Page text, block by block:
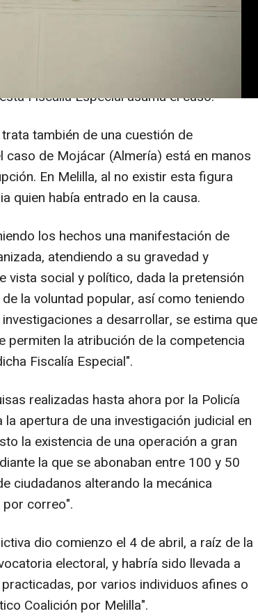
del próximo domingo.
el jueves, al que ha tenido acceso Europa
Fiscalía Especial asuma el caso.
también de una cuestión de
de Mojácar (Almería) está en manos
En Melilla, al no existir esta figura
quien había entrado en la causa.
los hechos una manifestación de
atendiendo a su gravedad y
vista social y político, dada la pretensión
la voluntad popular, así como teniendo
a desarrollar, se estima que
la atribución de la competencia
Fiscalía Especial".
realizadas hasta ahora por la Policía
apertura de una investigación judicial en
la existencia de una operación a gran
la que se abonaban entre 100 y 50
ciudadanos alterando la mecánica
correo".
dio comienzo el 4 de abril, a raíz de la
electoral, y habría sido llevada a
por varios individuos afines o
Coalición por Melilla".